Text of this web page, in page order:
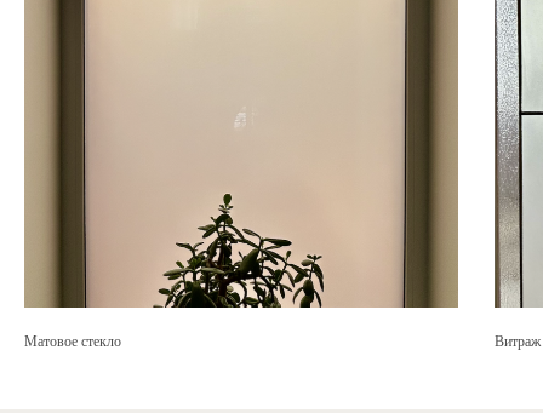
Матовое стекло Витраж
Режим работы: Пн-Пт с 9:00 до 18:00,
Сб с 9:00 до 15:00, Вс – выходной